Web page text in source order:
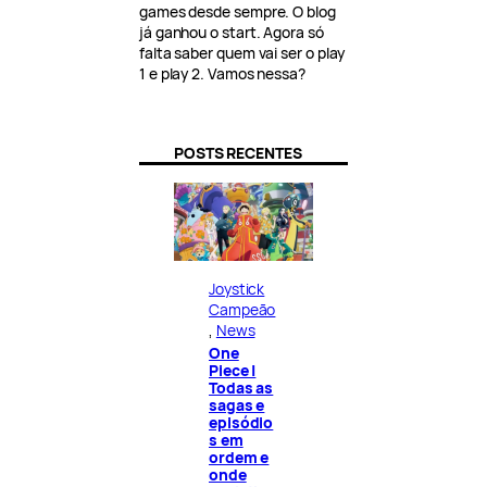
games desde sempre. O blog
já ganhou o start. Agora só
falta saber quem vai ser o play
1 e play 2. Vamos nessa?
POSTS RECENTES
Joystick
Campeão
News
One
Piece |
Todas as
sagas e
episódio
s em
ordem e
onde